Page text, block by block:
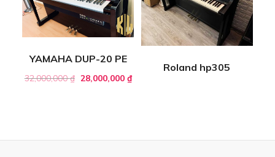
YAMAHA DUP-20 PE
32,000,000₫ 28,000,000 ₫
Roland hp305